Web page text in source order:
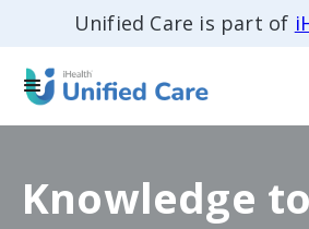
Unified Care is part of
Knowledge